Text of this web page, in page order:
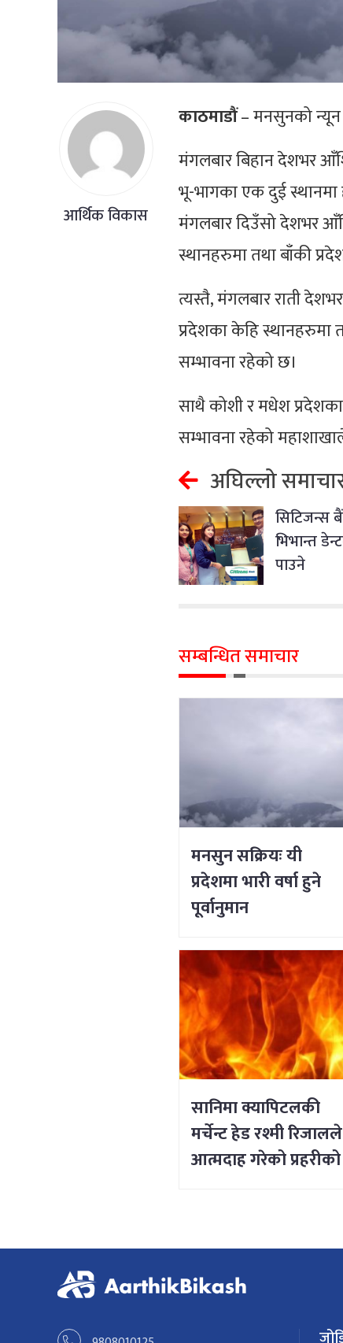
आर्थिक विकास
काठमाडौं– मनसुनको न्यून
मंगलबार बिहान देशभर
भू-भागका एक दुई स्थानमा
मंगलबार दिउँसो देशभर
स्थानहरुमा तथा बाँकी
त्यस्तै, मंगलबार राती
प्रदेशका केहि स्थानहरुमा
सम्भावना रहेको छ।
साथै कोशी र मधेश
सम्भावना रहेको
अघिल्लो
सिटिजन्स
भिभान्त
पाउने
सम्बन्धित समाचार
मनसुन सक्रियः यी
प्रदेशमा भारी वर्षा हुने
पूर्वानुमान
सानिमा क्यापिटलकी
मर्चेन्ट हेड रश्मी रिजालले
आत्मदाह गरेको प्रहरीको